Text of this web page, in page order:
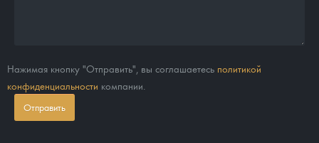
Нажимая кнопку "Отправить", вы соглашаетесь политикой
конфиденциальности компании.
Отправить